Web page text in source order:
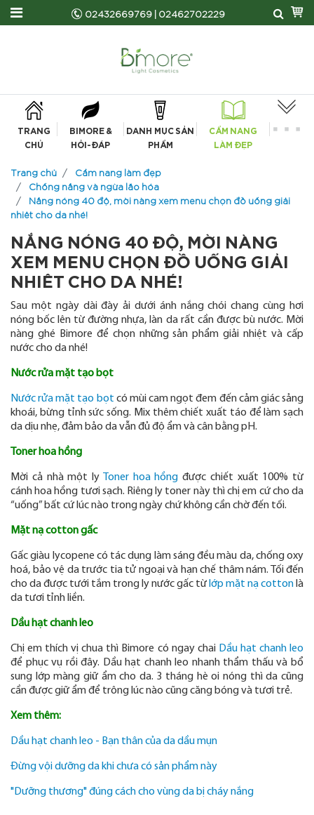
02432669769|02462702229
TRANG
CHỦ
BIMORE &
HỎI-ĐÁP
DANH MỤC SẢN
PHẨM
CẨM NANG
LÀM ĐẸP
Trang chủ Cẩm nang làm đẹp
Chống nắng và ngừa lão hóa
Nắng nóng 40 độ, mời nàng xem menu chọn đồ uống giải
nhiêt cho da nhé!
NẮNG NÓNG 40 ĐỘ, MỜI NÀNG
XEM MENU CHỌN ĐỒ UỐNG GIẢI
NHIÊT CHO DA NHÉ!
Sau một ngày dài đày ải dưới ánh nắng chói chang cùng hơi
nóng bốc lên từ đường nhựa, làn da rất cần được bù nước. Mời
nàng ghé Bimore để chọn những sản phẩm giải nhiệt và cấp
nước cho da nhé!
Nước rửa mặt tạo bọt
Nước rửa mặt tạo bọt có mùi cam ngọt đem đến cảm giác sảng
khoái, bừng tỉnh sức sống. Mix thêm chiết xuất táo để làm sạch
da dịu nhẹ, đảm bảo da vẫn đủ độ ẩm và cân bằng pH.
Toner hoa hồng
Mời cả nhà một ly Toner hoa hồng được chiết xuất 100% từ
cánh hoa hồng tươi sạch. Riêng ly toner này thì chị em cứ cho da
“uống” bất cứ lúc nào trong ngày chứ không cần chờ đến tối.
Mặt nạ cotton gấc
Gấc giàu lycopene có tác dụng làm sáng đều màu da, chống oxy
hoá, bảo vệ da trước tia tử ngoại và hạn chế thâm nám. Tối đến
cho da được tưới tắm trong ly nước gấc từ lớp mặt nạ cotton là
da tươi tỉnh liền.
Dầu hạt chanh leo
Chị em thích vị chua thì Bimore có ngay chai Dầu hạt chanh leo
để phục vụ rồi đây. Dầu hạt chanh leo nhanh thẩm thấu và bổ
sung lớp màng giữ ẩm cho da. 3 tháng hè oi nóng thì da cũng
cần được giữ ẩm để trông lúc nào cũng căng bóng và tươi trẻ.
Xem thêm:
Dầu hạt chanh leo - Bạn thân của da dầu mụn
Đừng vội dưỡng da khi chưa có sản phẩm này
"Dưỡng thương" đúng cách cho vùng da bị cháy nắng